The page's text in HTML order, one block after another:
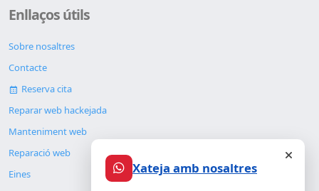
Enllaços útils
Sobre nosaltres
Contacte
Reserva cita
Reparar web hackejada
Manteniment web
Reparació web
Eines
Xateja amb nosaltres